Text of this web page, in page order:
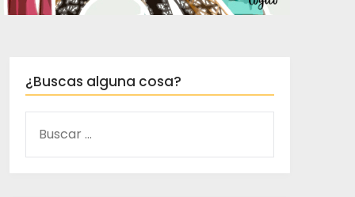
¿Buscas alguna cosa?